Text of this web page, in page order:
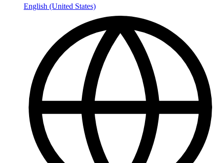
English (United States)